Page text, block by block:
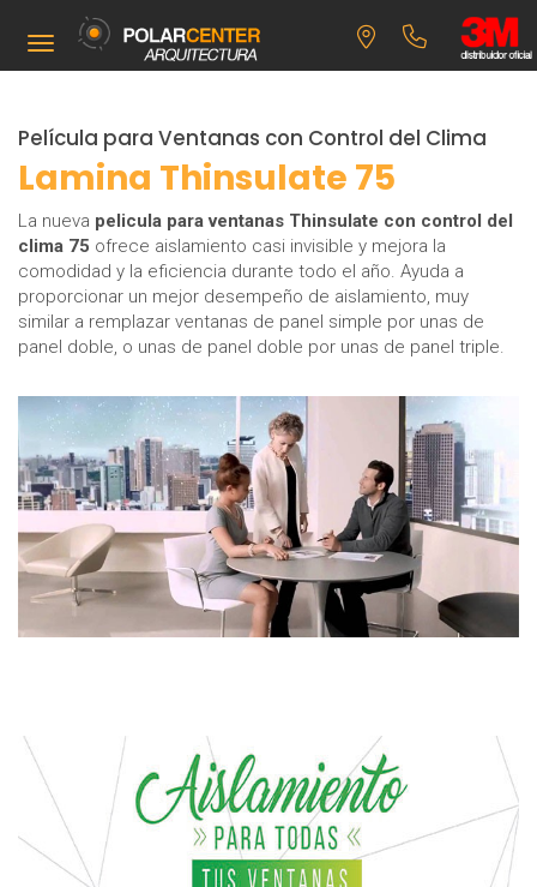
Toggle navigation
Película para Ventanas con Control del Clima
Lamina Thinsulate 75
La nueva pelicula para ventanas Thinsulate con control del
clima 75 ofrece aislamiento casi invisible y mejora la
comodidad y la eficiencia durante todo el año. Ayuda a
proporcionar un mejor desempeño de aislamiento, muy
similar a remplazar ventanas de panel simple por unas de
panel doble, o unas de panel doble por unas de panel triple.